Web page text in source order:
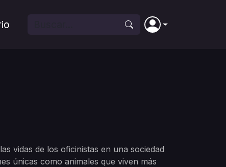
vidas de los oficinistas en una sociedad
únicas como animales que viven más